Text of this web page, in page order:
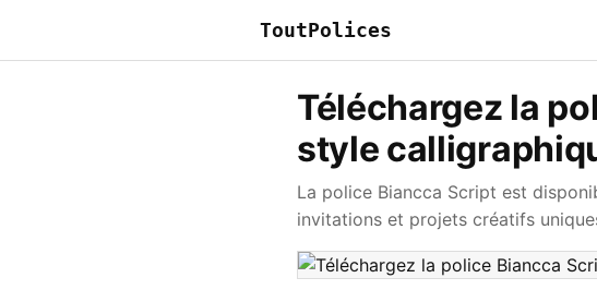
ToutPolices
Téléchargez la
style
La police Biancca Script est
invitations et projets créatifs